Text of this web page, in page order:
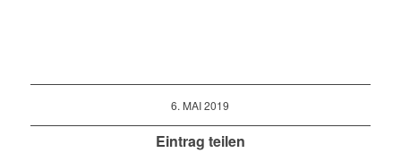
6. MAI 2019
Eintrag teilen